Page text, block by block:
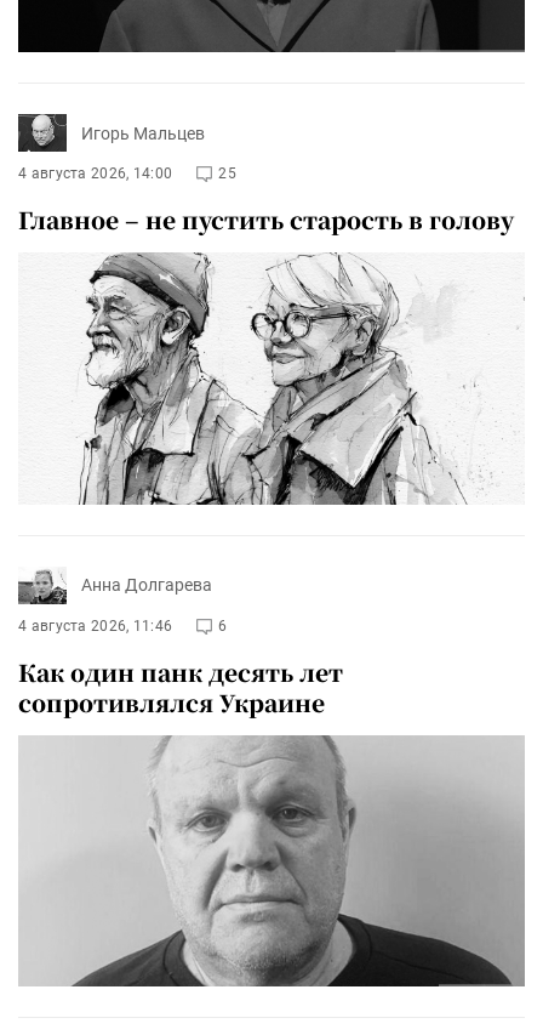
Игорь Мальцев
4 августа 2026, 14:00 25
Главное – не пустить старость в голову
Анна Долгарева
4 августа 2026, 11:46 6
Как один панк десять лет
сопротивлялся Украине